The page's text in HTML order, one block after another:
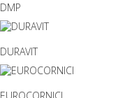
DMP
DURAVIT